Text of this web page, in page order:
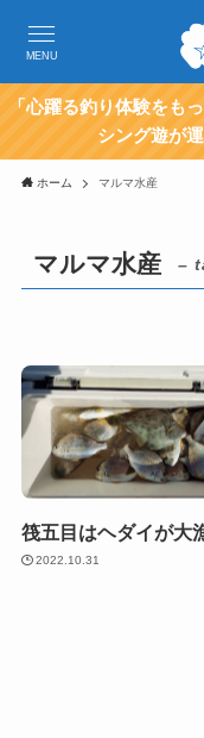
MENU
「心躍る釣り体験をも
シング遊が
ホーム マルマ水産
マルマ水産 –
筏五目はヘダイが大
2022.10.31